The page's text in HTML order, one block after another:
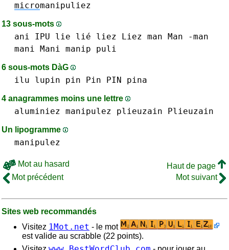
micromanipuliez
13 sous-mots
ani IPU lie lié liez Liez man Man -man
mani Mani manip puli
6 sous-mots DàG
ilu lupin pin Pin PIN pina
4 anagrammes moins une lettre
aluminiez manipulez plieuzain Plieuzain
Un lipogramme
manipulez
Mot au hasard
Haut de page
Mot précédent
Mot suivant
Sites web recommandés
Visitez 1Mot.net - le mot
est valide au scrabble (22 points).